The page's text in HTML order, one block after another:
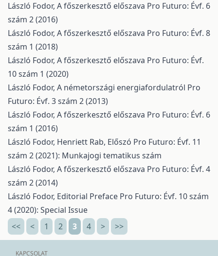
László Fodor, A főszerkesztő előszava Pro Futuro: Évf. 6
szám 2 (2016)
László Fodor, A főszerkesztő előszava Pro Futuro: Évf. 8
szám 1 (2018)
László Fodor, A főszerkesztő előszava Pro Futuro: Évf.
10 szám 1 (2020)
László Fodor, A németországi energiafordulatról Pro
Futuro: Évf. 3 szám 2 (2013)
László Fodor, A főszerkesztő előszava Pro Futuro: Évf. 6
szám 1 (2016)
László Fodor, Henriett Rab, Előszó Pro Futuro: Évf. 11
szám 2 (2021): Munkajogi tematikus szám
László Fodor, A főszerkesztő előszava Pro Futuro: Évf. 4
szám 2 (2014)
László Fodor, Editorial Preface Pro Futuro: Évf. 10 szám
4 (2020): Special Issue
<<
< 1 2 3 4 > >>
KAPCSOLAT